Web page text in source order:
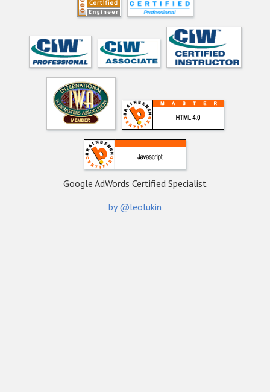
Google AdWords Certified Specialist
by @leolukin